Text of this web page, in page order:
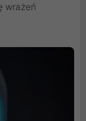
wrażeń